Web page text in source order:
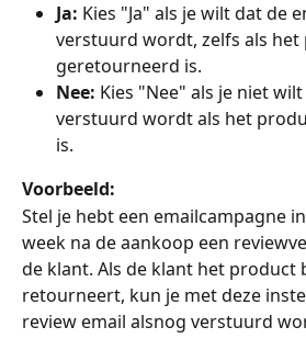
Ja: Kies "Ja" als je wilt dat de
verstuurd wordt, zelfs als
geretourneerd is.
Nee: Kies "Nee" als je niet
verstuurd wordt als het
is.
Voorbeeld:
Stel je hebt een emailcampagne
week na de aankoop een
de klant. Als de klant het product
retourneert, kun je met deze
review email alsnog verstuurd